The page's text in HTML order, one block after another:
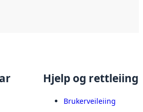
Hjelp og rettleiing
Brukerveileiing